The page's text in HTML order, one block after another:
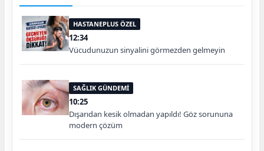
HASTANEPLUS ÖZEL
12:34
Vücudunuzun sinyalini görmezden gelmeyin
SAĞLIK GÜNDEMİ
10:25
Dışarıdan kesik olmadan yapıldı! Göz sorununa
modern çözüm